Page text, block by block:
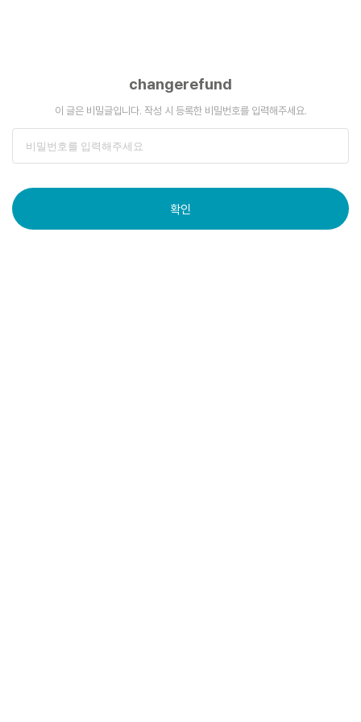
changerefund
이 글은 비밀글입니다. 작성 시 등록한 비밀번호를 입력해주세요.
확인